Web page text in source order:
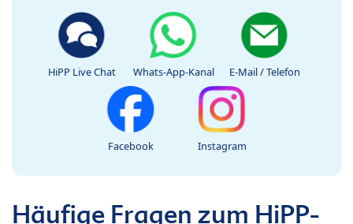
HiPP Live Chat Whats-App-Kanal E-Mail / Telefon
Facebook Instagram
Häufige Fragen zum HiPP-